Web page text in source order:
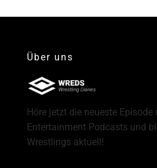
Über uns
Höre jetzt die neueste Episode
Entertainment Podcasts und
Wrestlings aktuell!